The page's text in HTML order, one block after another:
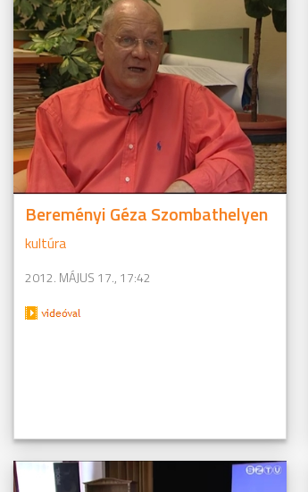
Bereményi Géza Szombathelyen
kultúra
2012. MÁJUS 17., 17:42